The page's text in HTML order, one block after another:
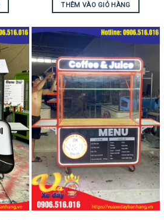
THÊM VÀO GIỎ HÀNG